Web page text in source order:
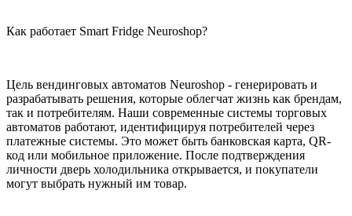
Как работает Smart Fridge Neuroshop?
Цель вендинговых автоматов Neuroshop - генерировать и
разрабатывать решения, которые облегчат жизнь как брендам,
так и потребителям. Наши современные системы торговых
автоматов работают, идентифицируя потребителей через
платежные системы. Это может быть банковская карта, QR-
код или мобильное приложение. После подтверждения
личности дверь холодильника открывается, и покупатели
могут выбрать нужный им товар.